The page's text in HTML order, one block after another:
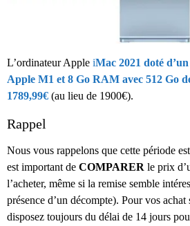
L’ordinateur Apple iMac 2021 doté
Apple M1 et 8 Go RAM avec 512 Go
1789,99€ (au lieu de 1900€).
Rappel
Nous vous rappelons que cette période
est important de COMPARER le prix
l’acheter, même si la remise semble
présence d’un décompte). Pour vos
disposez toujours du délai de 14 jours